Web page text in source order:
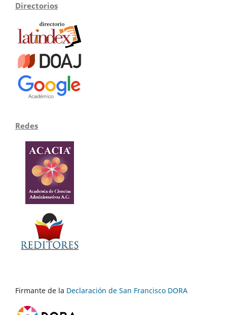
Directorios
Redes
Firmante de la Declaración de San Francisco DORA